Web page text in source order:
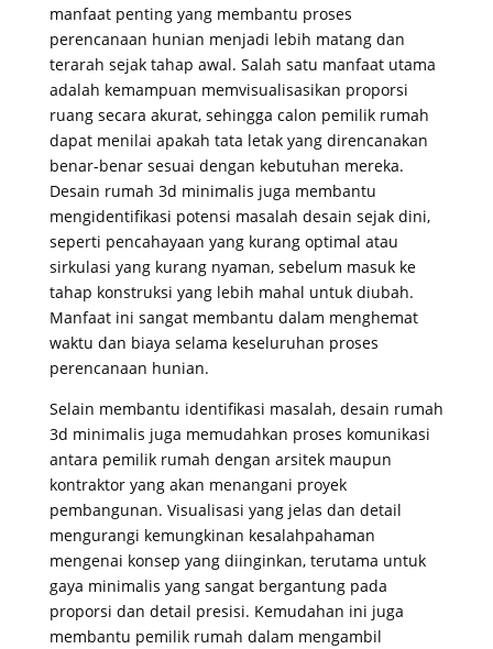
manfaat penting yang membantu proses
perencanaan hunian menjadi lebih matang dan
terarah sejak tahap awal. Salah satu manfaat utama
adalah kemampuan memvisualisasikan proporsi
ruang secara akurat, sehingga calon pemilik rumah
dapat menilai apakah tata letak yang direncanakan
benar-benar sesuai dengan kebutuhan mereka.
Desain rumah 3d minimalis juga membantu
mengidentifikasi potensi masalah desain sejak dini,
seperti pencahayaan yang kurang optimal atau
sirkulasi yang kurang nyaman, sebelum masuk ke
tahap konstruksi yang lebih mahal untuk diubah.
Manfaat ini sangat membantu dalam menghemat
waktu dan biaya selama keseluruhan proses
perencanaan hunian.
Selain membantu identifikasi masalah, desain rumah
3d minimalis juga memudahkan proses komunikasi
antara pemilik rumah dengan arsitek maupun
kontraktor yang akan menangani proyek
pembangunan. Visualisasi yang jelas dan detail
mengurangi kemungkinan kesalahpahaman
mengenai konsep yang diinginkan, terutama untuk
gaya minimalis yang sangat bergantung pada
proporsi dan detail presisi. Kemudahan ini juga
membantu pemilik rumah dalam mengambil